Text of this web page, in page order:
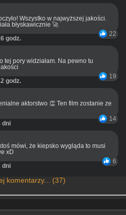
Wszystko w najwyższej jakości.
błyskawicznie 🚀
22
godz.
tej pory widziałam. Na pewno tu
19
godz.
aktorstwo 👏 Ten film zostanie ze
14
dni
mówi, że kiepsko wygląda to musi
xD
6
dni
komentarzy... (37)